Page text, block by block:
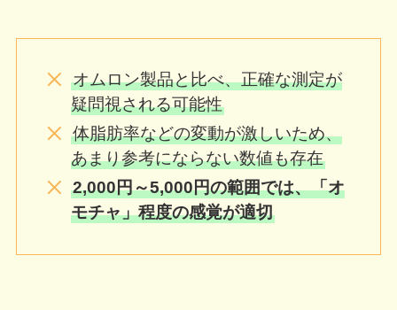
オムロン製品と比べ、正確な測定が
疑問視される可能性
体脂肪率などの変動が激しいため、
あまり参考にならない数値も存在
2,000円～5,000円の範囲では、「オ
モチャ」程度の感覚が適切